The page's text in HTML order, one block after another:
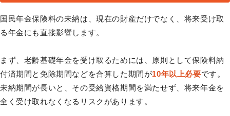
国民年金保険料の未納は、現在の財産だけでなく、将来受け取
る年金にも直接影響します。
まず、老齢基礎年金を受け取るためには、原則として保険料納
付済期間と免除期間などを合算した期間が10年以上必要です。
未納期間が長いと、その受給資格期間を満たせず、将来年金を
全く受け取れなくなるリスクがあります。